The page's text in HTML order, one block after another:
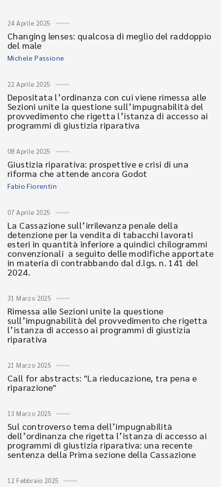
24 Aprile 2025
Changing lenses: qualcosa di meglio del raddoppio
del male
Michele Passione
22 Aprile 2025
Depositata l’ordinanza con cui viene rimessa alle
Sezioni unite la questione sull’impugnabilità del
provvedimento che rigetta l’istanza di accesso ai
programmi di giustizia riparativa
08 Aprile 2025
Giustizia riparativa: prospettive e crisi di una
riforma che attende ancora Godot
Fabio Fiorentin
07 Aprile 2025
La Cassazione sull’irrilevanza penale della
detenzione per la vendita di tabacchi lavorati
esteri in quantità inferiore a quindici chilogrammi
convenzionali a seguito delle modifiche apportate
in materia di contrabbando dal d.lgs. n. 141 del
2024.
31 Marzo 2025
Rimessa alle Sezioni unite la questione
sull’impugnabilità del provvedimento che rigetta
l’istanza di accesso ai programmi di giustizia
riparativa
21 Marzo 2025
Call for abstracts: "La rieducazione, tra pena e
riparazione"
13 Marzo 2025
Sul controverso tema dell’impugnabilità
dell’ordinanza che rigetta l’istanza di accesso ai
programmi di giustizia riparativa: una recente
sentenza della Prima sezione della Cassazione
12 Febbraio 2025